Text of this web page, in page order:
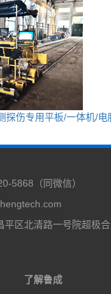
探伤专用平板/一体机/电
5868（同微信）
平区北清路一号院超极
了解鲁成